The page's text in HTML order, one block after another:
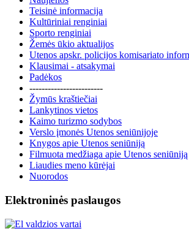
Teisinė informacija
Kultūriniai renginiai
Sporto renginiai
Žemės ūkio aktualijos
Utenos apskr. policijos komisariato
Klausimai - atsakymai
Padėkos
------------------------
Žymūs kraštiečiai
Lankytinos vietos
Kaimo turizmo sodybos
Verslo įmonės Utenos seniūnijoje
Knygos apie Utenos seniūniją
Filmuota medžiaga apie Utenos seniūniją
Liaudies meno kūrėjai
Nuorodos
Elektroninės paslaugos